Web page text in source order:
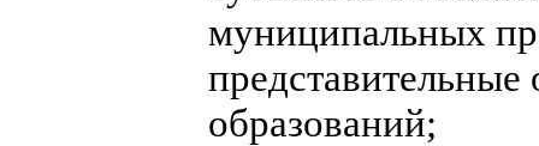
муниципальных
образований;